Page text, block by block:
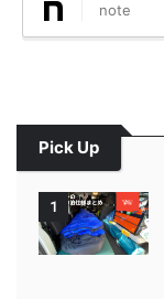
note
Pick Up
1